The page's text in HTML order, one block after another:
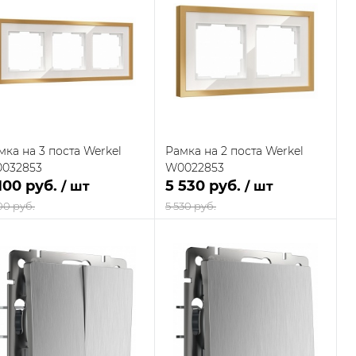
Купить в 1
Сравнение
на складе
Купить в 1
Сравнение
В наличии
на складе
поставщика
на 3 поста Werkel
руб. / шт
руб.
В корзину
Купить в 1
В избранное
Рамка на 2 поста Werkel
W0022853
5 530 руб. / шт
5 530 руб.
В корзину
Купить в 1
клик
В избранное